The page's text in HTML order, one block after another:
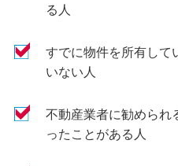
る人
すでに物件を所有して
いない人
不動産業者に勧められ
ったことがある人